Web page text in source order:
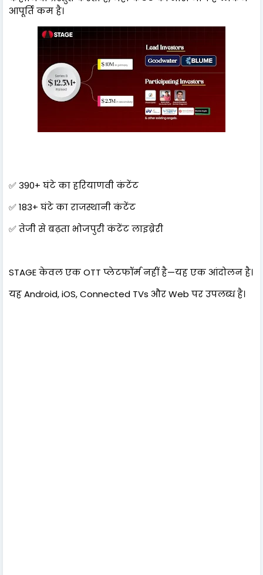
आपूर्ति कम है।
✅ 390+ घंटे का हरियाणवी कंटेंट
✅ 183+ घंटे का राजस्थानी कंटेंट
✅ तेजी से बढ़ता भोजपुरी कंटेंट लाइब्रेरी
STAGE केवल एक OTT प्लेटफॉर्म नहीं है—यह एक आंदोलन है।
यह Android, iOS, Connected TVs और Web पर उपलब्ध है।